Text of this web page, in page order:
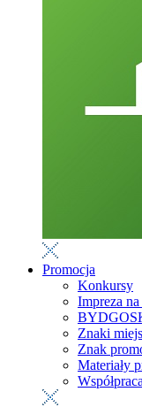
Promocja
Konkursy
Impreza
Znaki
Znak
Materiały